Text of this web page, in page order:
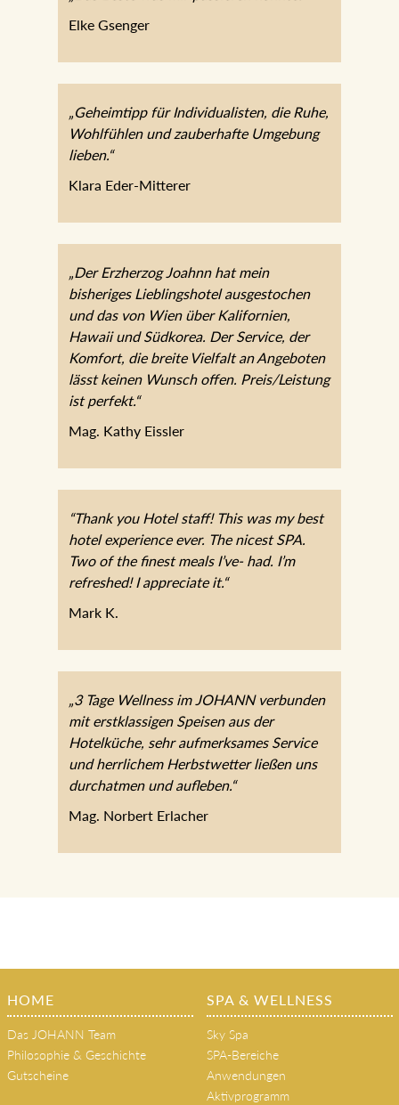
Elke Gsenger
„Geheimtipp für Individualisten, die Ruhe,
Wohlfühlen und zauberhafte Umgebung
lieben.“
Klara Eder-Mitterer
„Der Erzherzog Joahnn hat mein
bisheriges Lieblingshotel ausgestochen
und das von Wien über Kalifornien,
Hawaii und Südkorea. Der Service, der
Komfort, die breite Vielfalt an Angeboten
lässt keinen Wunsch offen. Preis/Leistung
ist perfekt.“
Mag. Kathy Eissler
“Thank you Hotel staff! This was my best
hotel experience ever. The nicest SPA.
Two of the finest meals I’ve- had. I’m
refreshed! I appreciate it.“
Mark K.
„3 Tage Wellness im JOHANN verbunden
mit erstklassigen Speisen aus der
Hotelküche, sehr aufmerksames Service
und herrlichem Herbstwetter ließen uns
durchatmen und aufleben.“
Mag. Norbert Erlacher
HOME
Das JOHANN Team
Philosophie & Geschichte
Gutscheine
SPA & WELLNESS
Sky Spa
SPA-Bereiche
Anwendungen
Aktivprogramm